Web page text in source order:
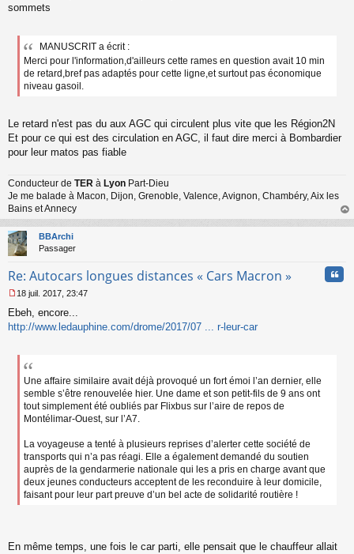
sommets
MANUSCRIT a écrit :
Merci pour l'information,d'ailleurs cette rames en question avait 10 min
de retard,bref pas adaptés pour cette ligne,et surtout pas économique
niveau gasoil.
Le retard n'est pas du aux AGC qui circulent plus vite que les Région2N
Et pour ce qui est des circulation en AGC, il faut dire merci à Bombardier
pour leur matos pas fiable
Conducteur de TER à Lyon Part-Dieu
Je me balade à Macon, Dijon, Grenoble, Valence, Avignon, Chambéry, Aix les
Bains et Annecy
au
BBArchi
Passager
Re: Autocars longues distances « Cars Macron »
e
s
18 juil. 2017, 23:47
Ebeh, encore...
http://www.ledauphine.com/drome/2017/07 ... r-leur-car
Une affaire similaire avait déjà provoqué un fort émoi l’an dernier, elle
semble s’être renouvelée hier. Une dame et son petit-fils de 9 ans ont
tout simplement été oubliés par Flixbus sur l’aire de repos de
Montélimar-Ouest, sur l’A7.
La voyageuse a tenté à plusieurs reprises d’alerter cette société de
transports qui n’a pas réagi. Elle a également demandé du soutien
auprès de la gendarmerie nationale qui les a pris en charge avant que
deux jeunes conducteurs acceptent de les reconduire à leur domicile,
faisant pour leur part preuve d’un bel acte de solidarité routière !
En même temps, une fois le car parti, elle pensait que le chauffeur allait